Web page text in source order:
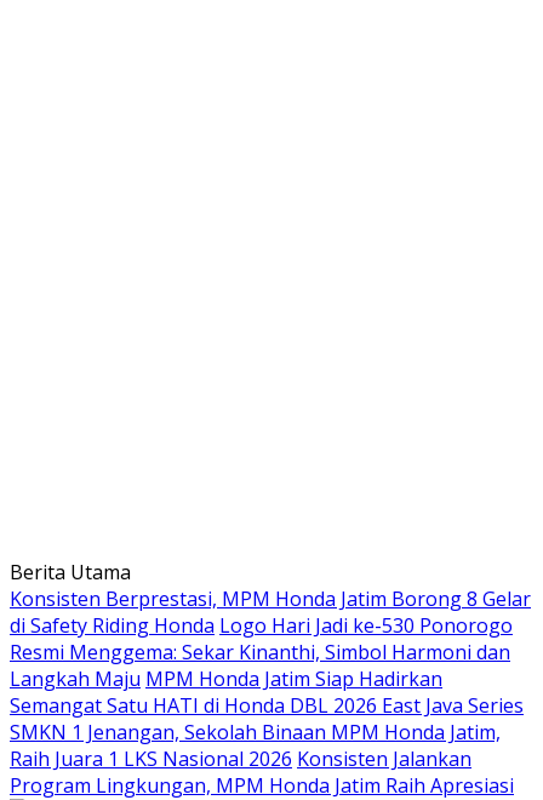
Langsung
ke
konten
Berita Utama
Konsisten Berprestasi, MPM Honda Jatim Borong 8 Gelar
di Safety Riding Honda Logo Hari Jadi ke-530 Ponorogo
Resmi Menggema: Sekar Kinanthi, Simbol Harmoni dan
Langkah Maju MPM Honda Jatim Siap Hadirkan
Semangat Satu HATI di Honda DBL 2026 East Java Series
SMKN 1 Jenangan, Sekolah Binaan MPM Honda Jatim,
Raih Juara 1 LKS Nasional 2026 Konsisten Jalankan
Program Lingkungan, MPM Honda Jatim Raih Apresiasi